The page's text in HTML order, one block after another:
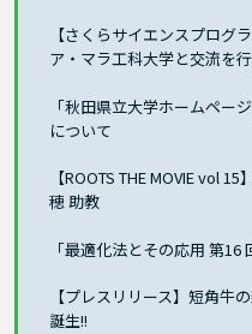
【さくらサイエンスプログ
ア・マラ工科大学と交流を
「秋田県立大学ホームペー
について
【ROOTS THE MOVIE vol
穂 助教
「最適化法とその応用 第
【プレスリリース】短角牛
誕生!!